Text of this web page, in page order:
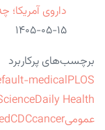
داروی آمریکا؛
۱۴۰۵-۰۵-۱۵
برچسب‌های پرکاربرد
medicalPLOS
Health
عمومی
CDCcancer